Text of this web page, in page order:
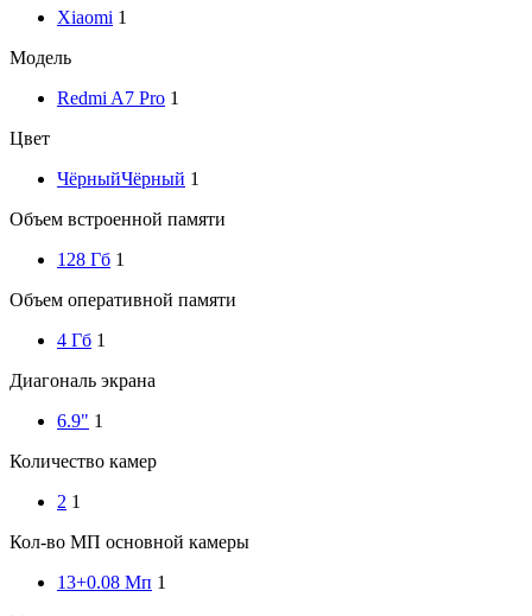
Xiaomi 1
Модель
Redmi A7 Pro 1
Цвет
ЧёрныйЧёрный 1
Объем встроенной памяти
128 Гб 1
Объем оперативной памяти
4 Гб 1
Диагональ экрана
6.9" 1
Количество камер
2 1
Кол-во МП основной камеры
13+0.08 Мп 1